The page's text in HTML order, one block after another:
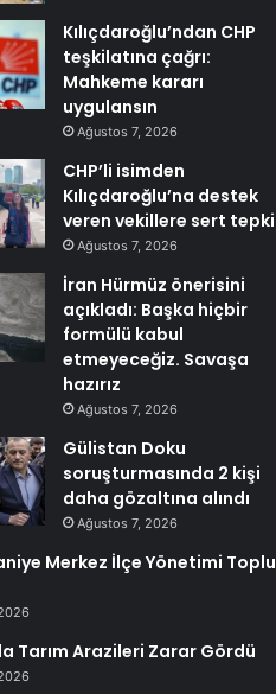
Kılıçdaroğlu’ndan CHP
teşkilatına çağrı:
Mahkeme kararı
uygulansın
Ağustos 7, 2026
CHP’li isimden
Kılıçdaroğlu’na destek
veren vekillere sert tepki
Ağustos 7, 2026
İran Hürmüz önerisini
açıkladı: Başka hiçbir
formülü kabul
etmeyeceğiz. Savaşa
hazırız
Ağustos 7, 2026
Gülistan Doku
soruşturmasında 2 kişi
daha gözaltına alındı
Ağustos 7, 2026
Merkez İlçe Yönetimi Toplu
Tarım Arazileri Zarar Gördü